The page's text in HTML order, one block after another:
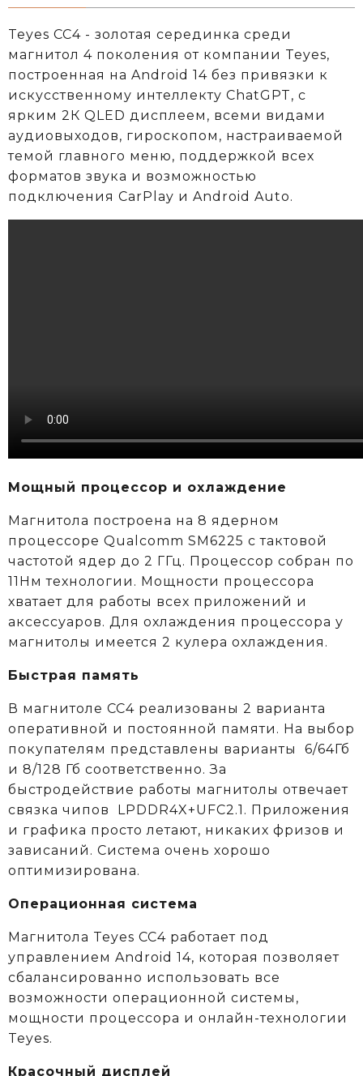
Teyes CC4 - золотая серединка среди
магнитол 4 поколения от компании Teyes,
построенная на Android 14 без привязки к
искусственному интеллекту ChatGPT, с
ярким 2К QLED дисплеем, всеми видами
аудиовыходов, гироскопом, настраиваемой
темой главного меню, поддержкой всех
форматов звука и возможностью
подключения CarPlay и Android Auto.
Мощный процессор и охлаждение
Магнитола построена на 8 ядерном
процессоре Qualcomm SM6225 c тактовой
частотой ядер до 2 ГГц. Процессор собран по
11Нм технологии. Мощности процессора
хватает для работы всех приложений и
аксессуаров. Для охлаждения процессора у
магнитолы имеется 2 кулера охлаждения.
Быстрая память
В магнитоле CC4 реализованы 2 варианта
оперативной и постоянной памяти. На выбор
покупателям представлены варианты 6/64Гб
и 8/128 Гб соответственно. За
быстродействие работы магнитолы отвечает
связка чипов LPDDR4X+UFC2.1. Приложения
и графика просто летают, никаких фризов и
зависаний. Система очень хорошо
оптимизирована.
Операционная система
Магнитола Teyes CC4 работает под
управлением Android 14, которая позволяет
сбалансированно использовать все
возможности операционной системы,
мощности процессора и онлайн-технологии
Teyes.
Красочный дисплей